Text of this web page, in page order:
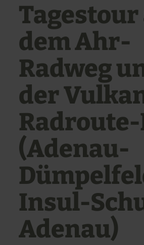
dem Ahr-
Radweg
der
(Adenau-
Insul-
Adenau)